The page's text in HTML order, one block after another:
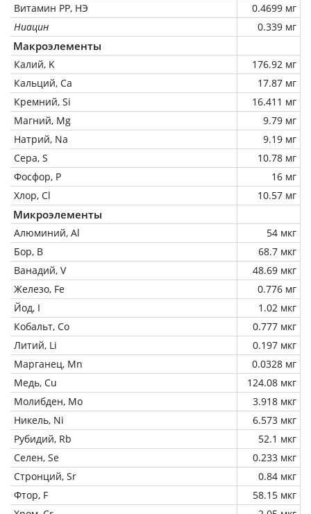
Витамин РР, НЭ
0.4699 мг
Ниацин
0.339 мг
Макроэлементы
Калий, K
176.92 мг
Кальций, Ca
17.87 мг
Кремний, Si
16.411 мг
Магний, Mg
9.79 мг
Натрий, Na
9.19 мг
Сера, S
10.78 мг
Фосфор, P
16 мг
Хлор, Cl
10.57 мг
Микроэлементы
Алюминий, Al
54 мкг
Бор, B
68.7 мкг
Ванадий, V
48.69 мкг
Железо, Fe
0.776 мг
Йод, I
1.02 мкг
Кобальт, Co
0.777 мкг
Литий, Li
0.197 мкг
Марганец, Mn
0.0328 мг
Медь, Cu
124.08 мкг
Молибден, Mo
3.918 мкг
Никель, Ni
6.573 мкг
Рубидий, Rb
52.1 мкг
Селен, Se
0.233 мкг
Стронций, Sr
0.84 мкг
Фтор, F
58.15 мкг